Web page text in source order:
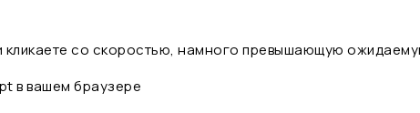
кликаете со скоростью, намного превышающую
в вашем браузере